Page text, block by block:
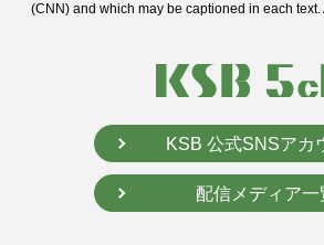
(CNN) and which may be captioned in each
KSB 公式SNSアカ
配信メディア一